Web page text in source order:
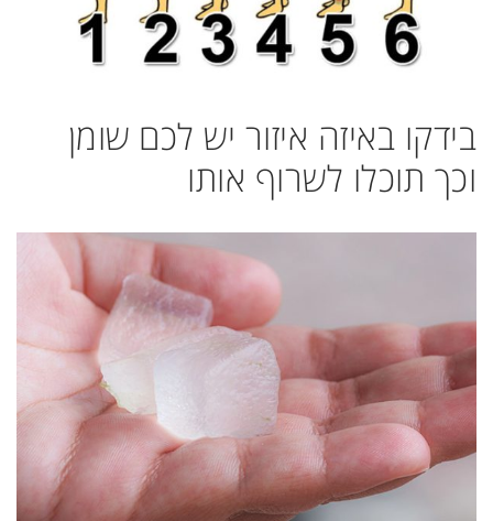
בידקו באיזה איזור יש לכם שומן
וכך תוכלו לשרוף אותו